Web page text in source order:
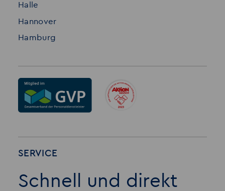
Halle
Hannover
Hamburg
SERVICE
Schnell und direkt